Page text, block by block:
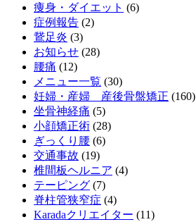
痩身・ダイエット (6)
症例報告 (2)
鵞足炎 (3)
お知らせ (28)
腰痛 (12)
メニュー一覧 (30)
妊婦・産婦 産後骨盤矯正 (160)
坐骨神経痛 (5)
小顔矯正術 (28)
ぎっくり腰 (6)
交通事故 (19)
椎間板ヘルニア (4)
テーピング (7)
脊柱管狭窄症 (4)
Karadaクリエイター (11)